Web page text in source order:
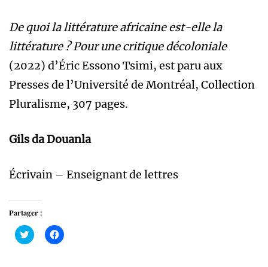
De quoi la littérature africaine est-elle la
littérature ? Pour une critique décoloniale
(2022) d’Éric Essono Tsimi, est paru aux
Presses de l’Université de Montréal, Collection
Pluralisme, 307 pages.
Gils da Douanla
Écrivain – Enseignant de lettres
Partager :
Cliquez
pour
Cliquez
pour